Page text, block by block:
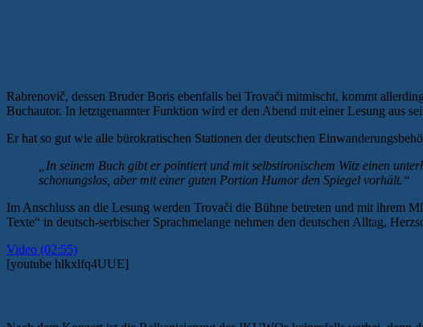
Rabrenovič, dessen Bruder Boris ebenfalls bei Trovači mitmischt, kommt
Buchautor. In letztgenannter Funktion wird er den Abend mit einer Lesung aus
Er hat so gut wie alle bürokratischen Stationen der deutschen
„In seinem Buch gibt er pointiert und mit selbstironischem Witz einen
schonungslos, aber mit einer guten Portion Humor den Spiegel vorhält.“
Im Anschluss an die Lesung werden Trovači die Bühne betreten und mit ihrem
Texte“ in deutsch-serbischer Sprachmelange nehmen den deutschen Alltag,
Video (02:55)
[youtube hlkxlfq4UUE]